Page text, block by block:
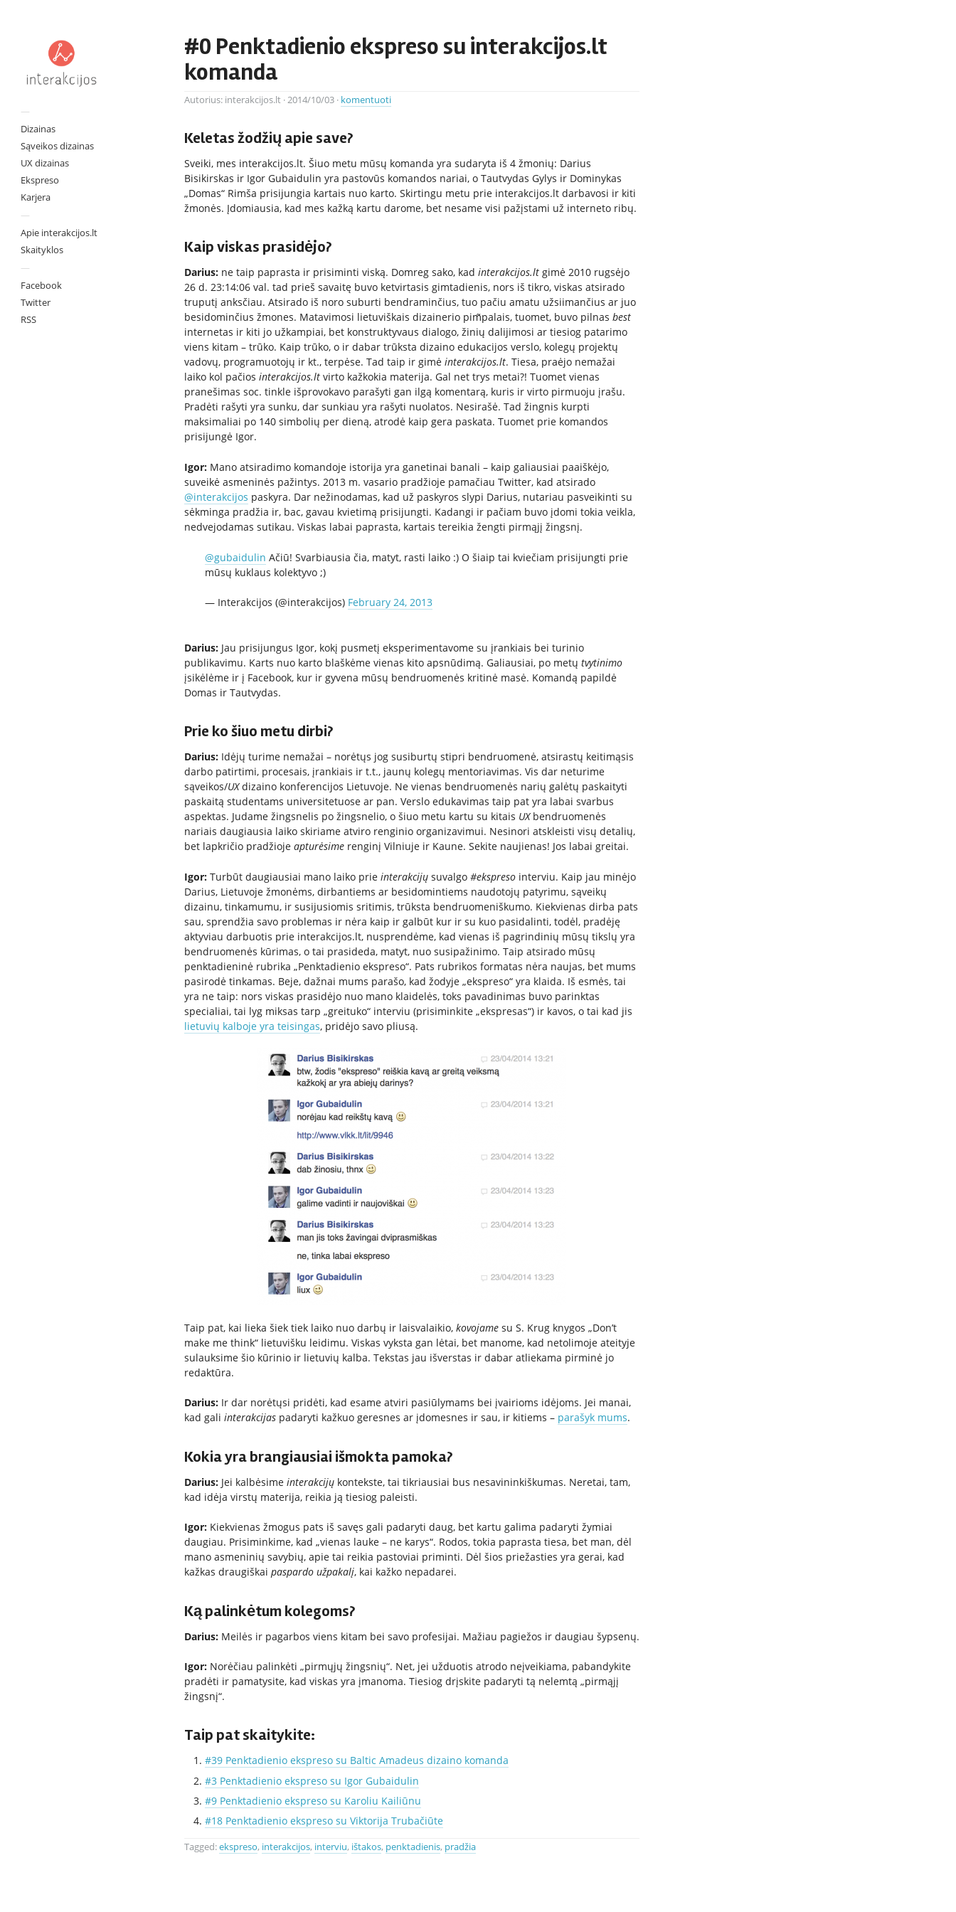
—
Dizainas
Sąveikos dizainas
UX dizainas
Ekspreso
Karjera
—
Apie interakcijos.lt
Skaityklos
—
Facebook
Twitter
RSS
#0 Penktadienio ekspreso su interakcijos.lt
komanda
Autorius: interakcijos.lt ·2014/10/03 · komentuoti
Keletas žodžių apie save?
Sveiki, mes interakcijos.lt. Šiuo metu mūsų komanda yra sudaryta iš 4 žmonių: Darius
Bisikirskas ir Igor Gubaidulin yra pastovūs komandos nariai, o Tautvydas Gylys ir Dominykas
„Domas“ Rimša prisijungia kartais nuo karto. Skirtingu metu prie interakcijos.lt darbavosi ir kiti
žmonės. Įdomiausia, kad mes kažką kartu darome, bet nesame visi pažįstami už interneto ribų.
Kaip viskas prasidėjo?
Darius: ne taip paprasta ir prisiminti viską. Domreg sako, kadinterakcijos.lt gimė 2010 rugsėjo
26 d. 23:14:06 val. tad prieš savaitę buvo ketvirtasis gimtadienis, nors iš tikro, viskas atsirado
truputį anksčiau. Atsirado iš noro suburti bendraminčius, tuo pačiu amatu užsiimančius ar juo
besidominčius žmones. Matavimosi lietuviškais dizainerio pim̃palais, tuomet, buvo pilnasbest
internetas ir kiti jo užkampiai, bet konstruktyvaus dialogo, žinių dalijimosi ar tiesiog patarimo
viens kitam – trūko. Kaip trūko, o ir dabar trūksta dizaino edukacijos verslo, kolegų projektų
vadovų, programuotojų ir kt., terpėse. Tad taip ir gimėinterakcijos.lt. Tiesa, praėjo nemažai
laiko kol pačiosinterakcijos.lt virto kažkokia materija. Gal net trys metai?! Tuomet vienas
pranešimas soc. tinkle išprovokavo parašyti gan ilgą komentarą, kuris ir virto pirmuoju įrašu.
Pradėti rašyti yra sunku, dar sunkiau yra rašyti nuolatos. Nesirašė. Tad žingnis kurpti
maksimaliai po 140 simbolių per dieną, atrodė kaip gera paskata. Tuomet prie komandos
prisijungė Igor.
Igor: Mano atsiradimo komandoje istorija yra ganetinai banali – kaip galiausiai paaiškėjo,
suveikė asmeninės pažintys. 2013 m. vasario pradžioje pamačiau Twitter, kad atsirado
@interakcijos paskyra. Dar nežinodamas, kad už paskyros slypi Darius, nutariau pasveikinti su
sėkminga pradžia ir, bac, gavau kvietimą prisijungti. Kadangi ir pačiam buvo įdomi tokia veikla,
nedvejodamas sutikau. Viskas labai paprasta, kartais tereikia žengti pirmąjį žingsnį.
@gubaidulin Ačiū! Svarbiausia čia, matyt, rasti laiko :) O šiaip tai kviečiam prisijungti prie
mūsų kuklaus kolektyvo ;)
— Interakcijos (@interakcijos) February 24, 2013
Darius: Jau prisijungus Igor, kokį pusmetį eksperimentavome su įrankiais bei turinio
publikavimu. Karts nuo karto blaškėme vienas kito apsnūdimą. Galiausiai, po metųtvytinimo
įsikėlėme ir į Facebook, kur ir gyvena mūsų bendruomenės kritinė masė. Komandą papildė
Domas ir Tautvydas.
Prie ko šiuo metu dirbi?
Darius: Idėjų turime nemažai – norėtųs jog susiburtų stipri bendruomenė, atsirastų keitimąsis
darbo patirtimi, procesais, įrankiais ir t.t., jaunų kolegų mentoriavimas. Vis dar neturime
sąveikos/UXdizaino konferencijos Lietuvoje. Ne vienas bendruomenės narių galėtų paskaityti
paskaitą studentams universitetuose ar pan. Verslo edukavimas taip pat yra labai svarbus
aspektas. Judame žingsnelis po žingsnelio, o šiuo metu kartu su kitais UXbendruomenės
nariais daugiausia laiko skiriame atviro renginio organizavimui. Nesinori atskleisti visų detalių,
bet lapkričio pradžiojeapturėsime renginį Vilniuje ir Kaune. Sekite naujienas! Jos labai greitai.
Igor:Turbūt daugiausiai mano laiko prieinterakcijųsuvalgo#ekspreso interviu. Kaip jau minėjo
Darius, Lietuvoje žmonėms, dirbantiems ar besidomintiems naudotojų patyrimu, sąveikų
dizainu, tinkamumu, ir susijusiomis sritimis, trūksta bendruomeniškumo. Kiekvienas dirba pats
sau, sprendžia savo problemas ir nėra kaip ir galbūt kur ir su kuo pasidalinti, todėl, pradėję
aktyviau darbuotis prie interakcijos.lt, nusprendėme, kad vienas iš pagrindinių mūsų tikslų yra
bendruomenės kūrimas, o tai prasideda, matyt, nuo susipažinimo. Taip atsirado mūsų
penktadieninė rubrika „Penktadienio ekspreso“. Pats rubrikos formatas nėra naujas, bet mums
pasirodė tinkamas. Beje, dažnai mums parašo, kad žodyje „ekspreso“ yra klaida. Iš esmės, tai
yra ne taip: nors viskas prasidėjo nuo mano klaidelės, toks pavadinimas buvo parinktas
specialiai, tai lyg miksas tarp „greituko“ interviu (prisiminkite „ekspresas“) ir kavos, o tai kad jis
lietuvių kalboje yra teisingas, pridėjo savo pliusą.
Taip pat, kai lieka šiek tiek laiko nuo darbų ir laisvalaikio,kovojame su S. Krug knygos „Don’t
make me think“ lietuvišku leidimu. Viskas vyksta gan lėtai, bet manome, kad netolimoje ateityje
sulauksime šio kūrinio ir lietuvių kalba. Tekstas jau išverstas ir dabar atliekama pirminė jo
redaktūra.
Darius: Ir dar norėtųsi pridėti, kad esame atviri pasiūlymams bei įvairioms idėjoms. Jei manai,
kad galiinterakcijas padaryti kažkuo geresnes ar įdomesnes ir sau, ir kitiems – parašyk mums.
Kokia yra brangiausiai išmokta pamoka?
Darius: Jei kalbėsimeinterakcijų kontekste, tai tikriausiai bus nesavininkiškumas. Neretai, tam,
kad idėja virstų materija, reikia ją tiesiog paleisti.
Igor: Kiekvienas žmogus pats iš savęs gali padaryti daug, bet kartu galima padaryti žymiai
daugiau. Prisiminkime, kad „vienas lauke – ne karys“. Rodos, tokia paprasta tiesa, bet man, dėl
mano asmeninių savybių, apie tai reikia pastoviai priminti. Dėl šios priežasties yra gerai, kad
kažkas draugiškaipaspardo užpakalį, kai kažko nepadarei.
Ką palinkėtum kolegoms?
Darius: Meilės ir pagarbos viens kitam bei savo profesijai. Mažiau pagiežos ir daugiau šypsenų.
Igor: Norėčiau palinkėti „pirmųjų žingsnių“. Net, jei užduotis atrodo neįveikiama, pabandykite
pradėti ir pamatysite, kad viskas yra įmanoma. Tiesiog drįskite padaryti tą nelemtą „pirmąjį
žingsnį“.
Taip pat skaitykite:
#39 Penktadienio ekspreso su Baltic Amadeus dizaino komanda
#3 Penktadienio ekspreso su Igor Gubaidulin
#9 Penktadienio ekspreso su Karoliu Kailiūnu
#18 Penktadienio ekspreso su Viktorija Trubačiūte
Tagged:ekspreso, interakcijos, interviu, ištakos, penktadienis, pradžia